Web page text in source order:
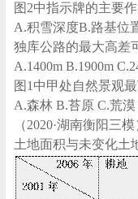
图2中指示牌的主要
A.积雪深度B.路基位
独库公路的最大高差
A.1400m B.1900m
图1中甲处自然景观
A.森林 B.苔原 C.荒漠
（2020·湖南衡阳三
土地面积与未变化土